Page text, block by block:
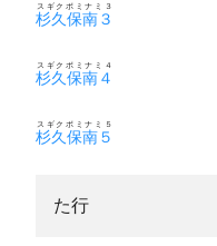
杉久保南３
スギクボミナミ３
杉久保南４
スギクボミナミ４
杉久保南５
スギクボミナミ５
た行